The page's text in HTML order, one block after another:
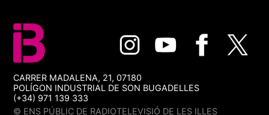
CARRER MADALENA, 21, 07180
POLÍGON INDUSTRIAL DE SON BUGADELLES
(+34) 971 139 333
© ENS PÚBLIC DE RADIOTELEVISIÓ DE LES ILLES